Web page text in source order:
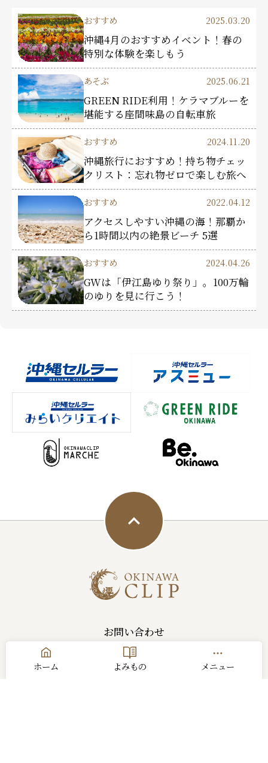
おすすめ 2025.03.20
沖縄4月のおすすめイベント！春の
特別な体験を楽しもう
あそぶ 2025.06.21
GREEN RIDE利用！ケラマブルーを
堪能する座間味島の自転車旅
おすすめ 2024.11.20
沖縄旅行におすすめ！持ち物チェッ
クリスト：忘れ物ゼロで楽しむ旅へ
おすすめ 2022.04.12
アクセスしやすい沖縄の海！那覇か
ら1時間以内の絶景ビーチ 5選
おすすめ 2024.04.26
GWは「伊江島ゆり祭り」。100万輪
のゆりを見に行こう！
ホーム よみもの メニュー
お問い合わせ
運営会社
利用規約